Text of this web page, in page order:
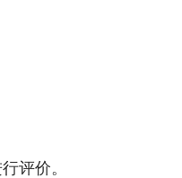
评价。